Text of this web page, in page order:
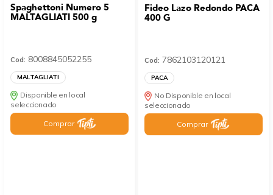
Spaghettoni Numero 5
MALTAGLIATI 500 g
Cod: 8008845052255
MALTAGLIATI
Disponible en local
seleccionado
Comprar
Fideo Lazo Redondo PACA
400 G
Cod: 7862103120121
PACA
No Disponible en local
seleccionado
Comprar